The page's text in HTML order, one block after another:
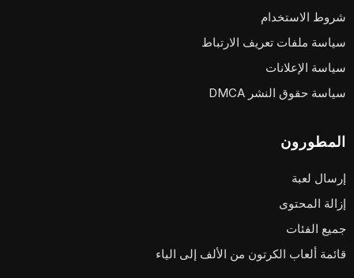
شروط الاستخدام
سياسة ملفات تعريف الارتباط
سياسة الإعلانات
سياسة حقوق النشر DMCA
المطورون
إرسال لعبة
إزالة المحتوى
جميع الفئات
قائمة ألعاب الكرتون من الألف إلى الياء